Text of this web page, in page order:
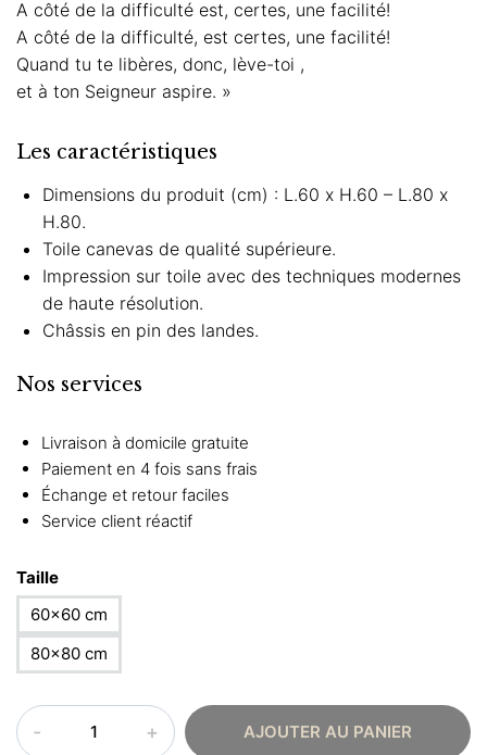
A côté de la difficulté est, certes, une facilité!
A côté de la difficulté, est certes, une facilité!
Quand tu te libères, donc, lève-toi ,
et à ton Seigneur aspire. »
Les caractéristiques
Dimensions du produit (cm) : L.60 x H.60 – L.80 x
H.80.
Toile canevas de qualité supérieure.
Impression sur toile avec des techniques modernes
de haute résolution.
Châssis en pin des landes.
Nos services
Livraison à domicile gratuite
Paiement en 4 fois sans frais
Échange et retour faciles
Service client réactif
Taille
60×60 cm
80×80 cm
quantité
de
AJOUTER AU PANIER